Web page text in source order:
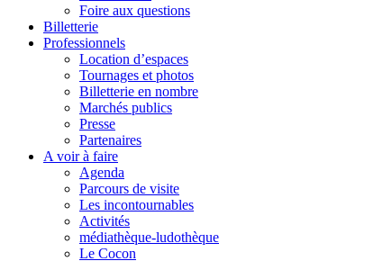
Foire aux questions
Billetterie
Professionnels
Location d’espaces
Tournages et photos
Billetterie en nombre
Marchés publics
Presse
Partenaires
A voir à faire
Agenda
Parcours de visite
Les incontournables
Activités
médiathèque-ludothèque
Le Cocon